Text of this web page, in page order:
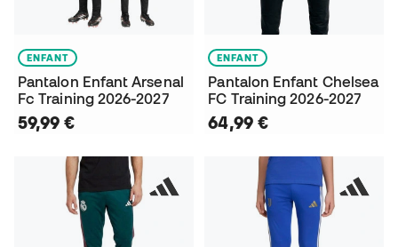
ENFANT
Pantalon Enfant Arsenal
Fc Training 2026-2027
59,99 €
ENFANT
Pantalon Enfant Chelsea
FC Training 2026-2027
64,99 €